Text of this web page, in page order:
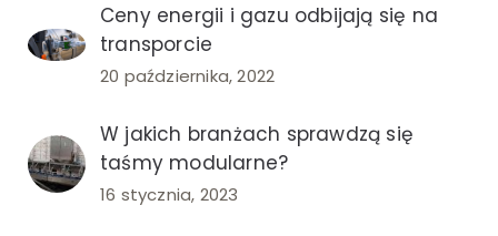
Ceny energii i gazu odbijają się na
transporcie
20 października, 2022
W jakich branżach sprawdzą się
taśmy modularne?
16 stycznia, 2023